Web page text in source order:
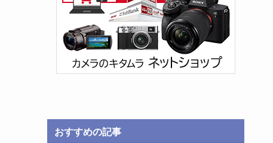
おすすめの記事